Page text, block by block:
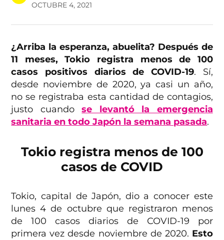
OCTUBRE 4, 2021
¿Arriba la esperanza, abuelita? Después de
11 meses, Tokio registra menos de 100
casos positivos diarios de COVID-19. Sí,
desde noviembre de 2020, ya casi un año,
no se registraba esta cantidad de contagios,
justo cuandose levantó la emergencia
sanitaria en todo Japón la semana pasada.
Tokio registra menos de 100
casos de COVID
Tokio, capital de Japón, dio a conocer este
lunes 4 de octubre que registraron menos
de 100 casos diarios de COVID-19 por
primera vez desde noviembre de 2020. Esto